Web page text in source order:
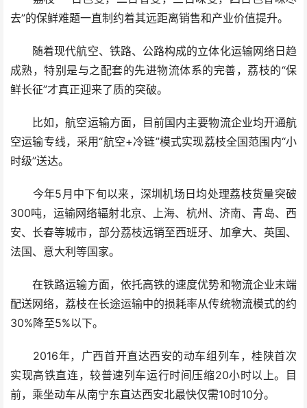
去”的保鲜难题一直制约着其远距离销售和产业价值提升。
随着现代航空、铁路、公路构成的立体化运输网络日趋
成熟，特别是与之配套的先进物流体系的完善，荔枝的“保
鲜长征”才真正迎来了质的突破。
比如，航空运输方面，目前国内主要物流企业均开通航
空运输专线，采用“航空+冷链”模式实现荔枝全国范围内“小
时级”送达。
今年5月中下旬以来，深圳机场日均处理荔枝货量突破
300吨，运输网络辐射北京、上海、杭州、济南、青岛、西
安、长春等城市，部分荔枝远销至西班牙、加拿大、英国、
法国、意大利等国家。
在铁路运输方面，依托高铁的速度优势和物流企业末端
配送网络，荔枝在长途运输中的损耗率从传统物流模式的约
30%降至5%以下。
2016年，广西首开直达西安的动车组列车，桂陕首次
实现高铁直连，较普速列车运行时间压缩20小时以上。目
前，乘坐动车从南宁东直达西安北最快仅需10时10分。